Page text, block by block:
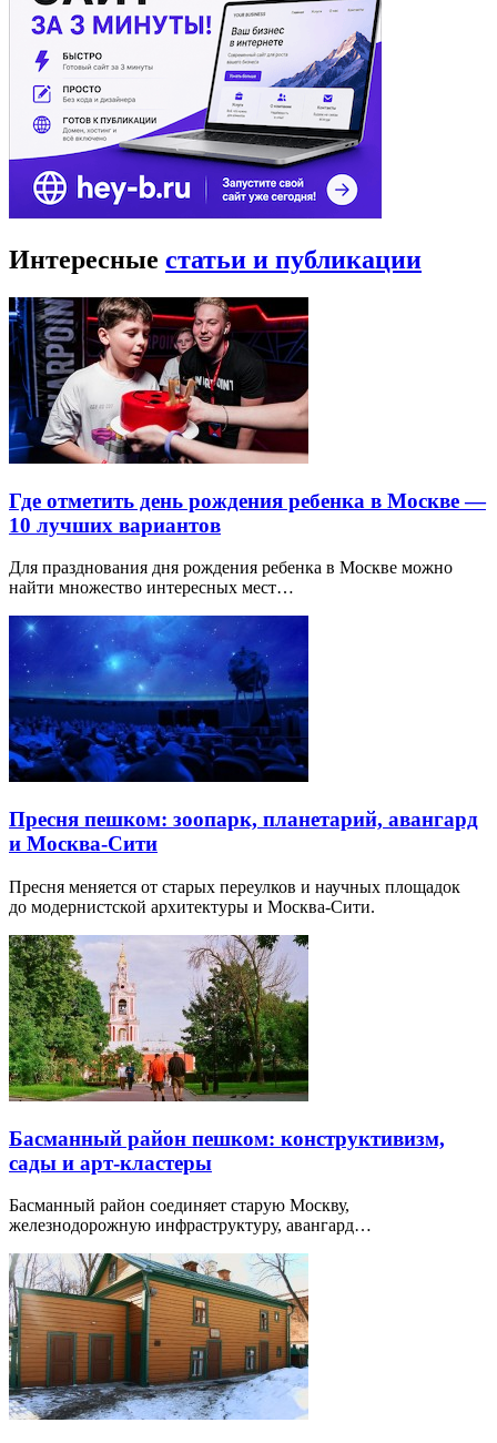
Интересные статьи и публикации
Где отметить день рождения ребенка в Москве —
10 лучших вариантов
Для празднования дня рождения ребенка в Москве можно
найти множество интересных мест…
Пресня пешком: зоопарк, планетарий, авангард
и Москва-Сити
Пресня меняется от старых переулков и научных площадок
до модернистской архитектуры и Москва-Сити.
Басманный район пешком: конструктивизм,
сады и арт-кластеры
Басманный район соединяет старую Москву,
железнодорожную инфраструктуру, авангард…